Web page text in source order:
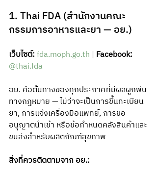
1. Thai FDA (สำนักงานคณะ
กรรมการอาหารและยา — อย.)
เว็บไซต์:fda.moph.go.th | Facebook:
@thai.fda
อย. คือต้นทางของทุกประกาศที่มีผลผูกพัน
ทางกฎหมาย — ไม่ว่าจะเป็นการขึ้นทะเบียน
ยา, การแจ้งเครื่องมือแพทย์, การขอ
อนุญาตนำเข้า หรือข้อกำหนดคลังสินค้าและ
ขนส่งสำหรับผลิตภัณฑ์สุขภาพ
สิ่งที่ควรติดตามจาก อย.: